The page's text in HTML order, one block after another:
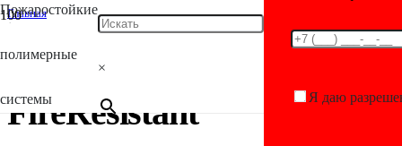
Пожаростойкие
полимерные
системы
×
Я даю
Главная
/
/
FireResistant